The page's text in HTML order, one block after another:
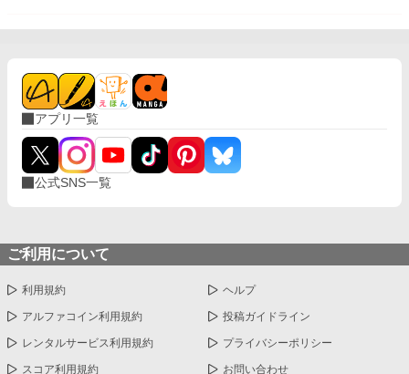
アプリ一覧
公式SNS一覧
ご利用について
利用規約 ヘルプ
アルファコイン利用規約 投稿ガイドライン
レンタルサービス利用規約 プライバシーポリシー
スコア利用規約 お問い合わせ